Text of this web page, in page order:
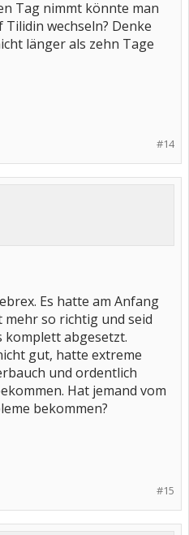
Tag nimmt könnte man
wechseln? Denke
länger als zehn Tage
#14
Es hatte am Anfang
so richtig und seid
komplett abgesetzt.
gut, hatte extreme
und ordentlich
Hat jemand vom
bekommen?
#15